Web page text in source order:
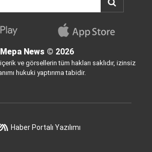
Mepa News © 2026
ve görsellerin tüm hakları saklıdır, izinsiz
hukuki yaptırıma tabidir.
Haber Portalı Yazılımı